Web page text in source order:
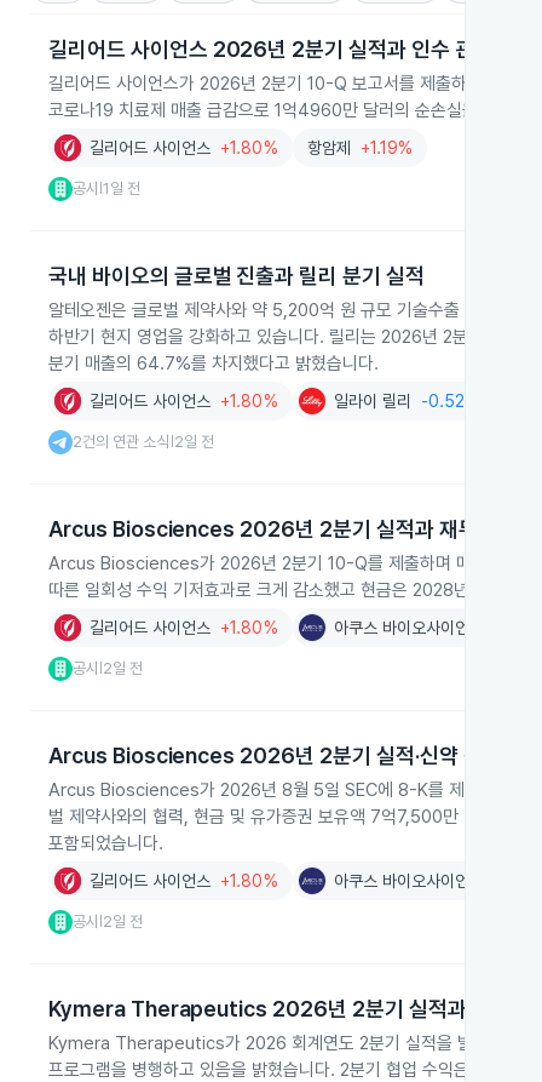
길리어드 사이언스 2026년 2분기 실적과 인수 관련 손실
길리어드 사이언스가 2026년 2분기 10-Q 보고서를 제출하며 HIV
코로나19 치료제 매출 급감으로 1억4960만 달러의 순손실을 기록했
길리어드 사이언스 +1.80% 항암제 +1.19%
공시 |1일 전
국내 바이오의 글로벌 진출과 릴리 분기 실적
알테오젠은 글로벌 제약사와 약 5,200억 원 규모 기술수출 계약을 체
하반기 현지 영업을 강화하고 있습니다. 릴리는 2026년 2분기 마운
분기 매출의 64.7%를 차지했다고 밝혔습니다.
길리어드 사이언스 +1.80% 일라이 릴리 -0.52%
2건의 연관 소식 2일 전
Arcus Biosciences 2026년 2분기 실적과 재무 현황
Arcus Biosciences가 2026년 2분기 10-Q를 제출하며 매출 4,100
따른 일회성 수익 기저효과로 크게 감소했고 현금은 2028년 하반기
길리어드 사이언스 +1.80% 아쿠스 바이오사이언시스
공시 2일 전
Arcus Biosciences 2026년 2분기 실적·신약 전략 공
Arcus Biosciences가 2026년 8월 5일 SEC에 8-K를 제출해 2026
벌 제약사와의 협력, 현금 및 유가증권 보유액 7억7,500만 달러,
포함되었습니다.
길리어드 사이언스 +1.80% 아쿠스 바이오사이언시스
공시 2일 전
Kymera Therapeutics 2026년 2분기 실적과 개발 진
Kymera Therapeutics가 2026 회계연도 2분기 실적을 발표하며
프로그램을 병행하고 있음을 밝혔습니다. 2분기 협업 수익은 6,500